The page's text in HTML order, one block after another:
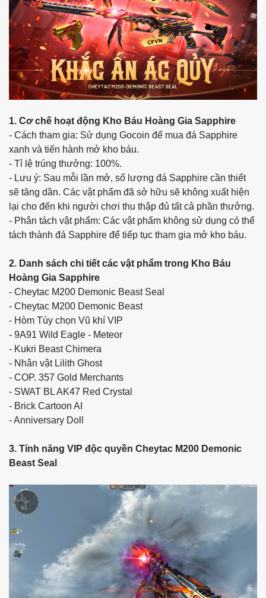
1. Cơ chế hoạt động Kho Báu Hoàng Gia Sapphire
- Cách tham gia: Sử dụng Gocoin để mua đá Sapphire
xanh và tiến hành mở kho báu.
- Tỉ lệ trúng thưởng: 100%.
- Lưu ý: Sau mỗi lần mở, số lượng đá Sapphire cần thiết
sẽ tăng dần. Các vật phẩm đã sở hữu sẽ không xuất hiện
lại cho đến khi người chơi thu thập đủ tất cả phần thưởng.
- Phân tách vật phẩm: Các vật phẩm không sử dụng có thể
tách thành đá Sapphire để tiếp tục tham gia mở kho báu.
2. Danh sách chi tiết các vật phẩm trong Kho Báu
Hoàng Gia Sapphire
- Cheytac M200 Demonic Beast Seal
- Cheytac M200 Demonic Beast
- Hòm Tùy chọn Vũ khí VIP
- 9A91 Wild Eagle - Meteor
- Kukri Beast Chimera
- Nhân vật Lilith Ghost
- COP. 357 Gold Merchants
- SWAT BL AK47 Red Crystal
- Brick Cartoon AI
- Anniversary Doll
3. Tính năng VIP độc quyền Cheytac M200 Demonic
Beast Seal